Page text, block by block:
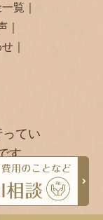
覧
せ
てい
です。